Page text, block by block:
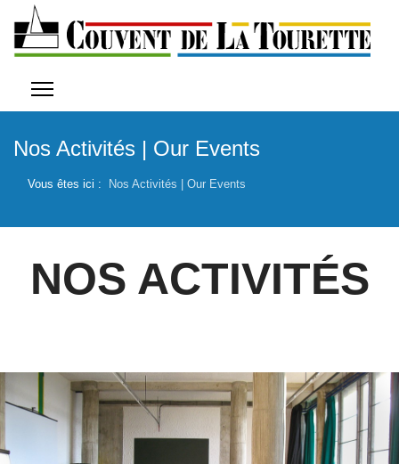
Nos Activités | Our Events
Vous êtes ici : Nos Activités | Our Events
NOS ACTIVITÉS